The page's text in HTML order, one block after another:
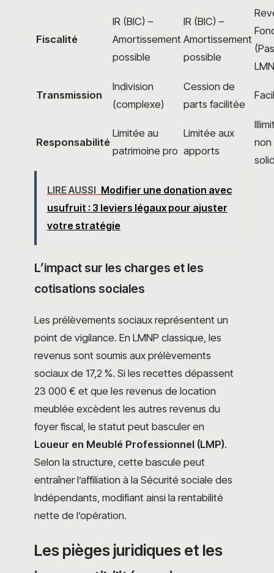
Fiscalité
IR (BIC) –
Amortissement
possible
IR (BIC) –
Amortissement
possible
Transmission
Indivision
(complexe)
Cession de
parts facilitée
Responsabilité
Limitée au
patrimoine pro
Limitée aux
apports
non
LIRE AUSSI Modifier une donation avec
usufruit : 3 leviers légaux pour ajuster
votre stratégie
L’impact sur les charges et les
cotisations sociales
Les prélèvements sociaux représentent un
point de vigilance. En LMNP classique, les
revenus sont soumis aux prélèvements
sociaux de 17,2 %. Si les recettes dépassent
23 000 € et que les revenus de location
meublée excèdent les autres revenus du
foyer fiscal, le statut peut basculer en
Loueur en Meublé Professionnel (LMP).
Selon la structure, cette bascule peut
entraîner l’affiliation à la Sécurité sociale des
Indépendants, modifiant ainsi la rentabilité
nette de l’opération.
Les pièges juridiques et les